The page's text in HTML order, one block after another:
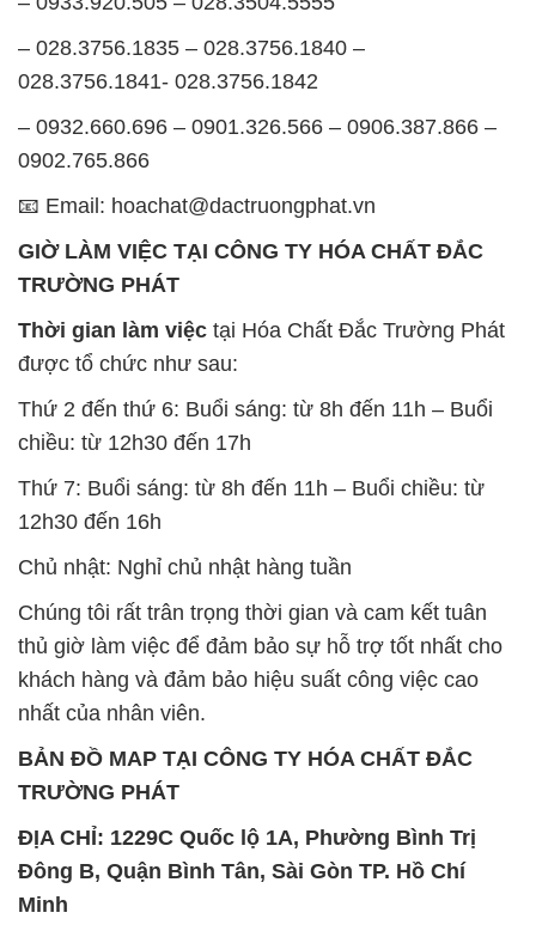
0902.765.866
📧 Email: hoachat@dactruongphat.vn
TRƯỜNG PHÁT
được tổ chức như sau:
Thứ 2 đến thứ 6: Buổi sáng: từ 8h đến 11h – Buổi
chiều: từ 12h30 đến 17h
Thứ 7: Buổi sáng: từ 8h đến 11h – Buổi chiều: từ
12h30 đến 16h
Chủ nhật: Nghỉ chủ nhật hàng tuần
thủ giờ làm việc để đảm bảo sự hỗ trợ tốt nhất cho
khách hàng và đảm bảo hiệu suất công việc cao
nhất của nhân viên.
BẢN ĐỒ MAP TẠI CÔNG TY HÓA CHẤT ĐẮC
TRƯỜNG PHÁT
ĐỊA CHỈ: 1229C Quốc lộ 1A, Phường Bình Trị
Đông B, Quận Bình Tân, Sài Gòn TP. Hồ Chí
Minh